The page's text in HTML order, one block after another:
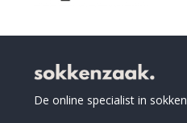
De online specialist in sokken